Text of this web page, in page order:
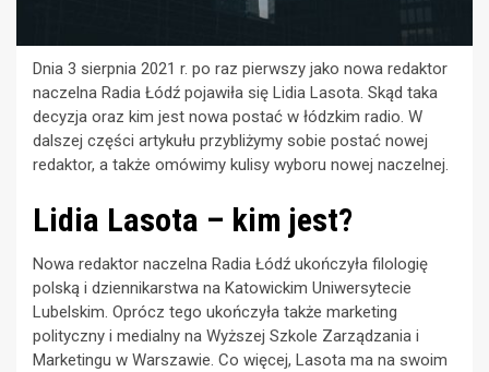
Dnia 3 sierpnia 2021 r. po raz pierwszy jako nowa redaktor
naczelna Radia Łódź pojawiła się Lidia Lasota. Skąd taka
decyzja oraz kim jest nowa postać w łódzkim radio. W
dalszej części artykułu przybliżymy sobie postać nowej
redaktor, a także omówimy kulisy wyboru nowej naczelnej.
Lidia Lasota – kim jest?
Nowa redaktor naczelna Radia Łódź ukończyła filologię
polską i dziennikarstwa na Katowickim Uniwersytecie
Lubelskim. Oprócz tego ukończyła także marketing
polityczny i medialny na Wyższej Szkole Zarządzania i
Marketingu w Warszawie. Co więcej, Lasota ma na swoim